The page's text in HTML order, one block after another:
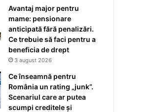
Avantaj major pentru
mame: pensionare
anticipată fără penalizări.
Ce trebuie să faci pentru a
beneficia de drept
3 august 2026
Ce înseamnă pentru
România un rating „junk”.
Scenariul care ar putea
scumpi creditele și